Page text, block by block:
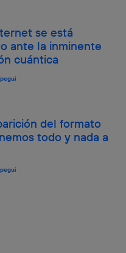
se está
ante la inminente
cuántica
del formato
todo y nada a